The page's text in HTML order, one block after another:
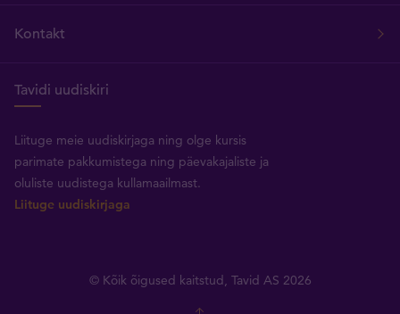
Kontakt
Tavidi uudiskiri
Liituge meie uudiskirjaga ning olge kursis
parimate pakkumistega ning päevakajaliste ja
oluliste uudistega kullamaailmast.
Liituge uudiskirjaga
© Kõik õigused kaitstud, Tavid AS 2026